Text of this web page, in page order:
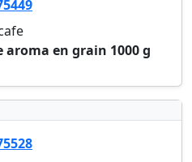
nespresso dolce